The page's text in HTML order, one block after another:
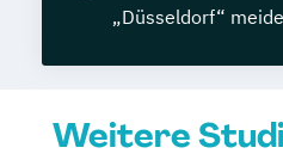
„Düsseldorf“
Weitere